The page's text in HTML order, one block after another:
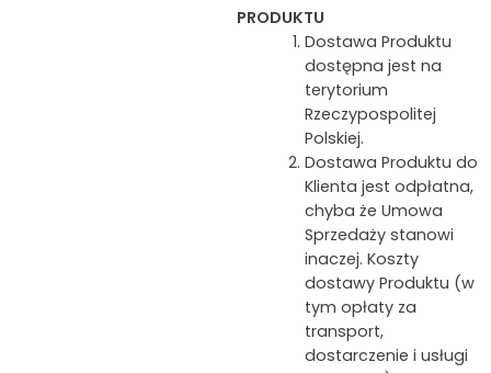
PRODUKTU
Dostawa Produktu
dostępna jest na
terytorium
Rzeczypospolitej
Polskiej.
Dostawa Produktu do
Klienta jest odpłatna,
chyba że Umowa
Sprzedaży stanowi
inaczej. Koszty
dostawy Produktu (w
tym opłaty za
transport,
dostarczenie i usługi